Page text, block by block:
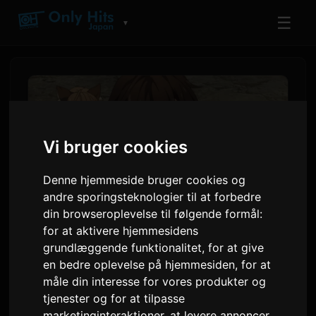
Vi bruger cookies
Denne hjemmeside bruger cookies og
andre sporingsteknologier til at forbedre
din browseroplevelse til følgende formål:
for at aktivere hjemmesidens
grundlæggende funktionalitet,for at give
en bedre oplevelse på hjemmesiden,for at
måle din interesse for vores produkter og
tjenester og for at tilpasse
▼ ☰
‘Koko Ore’ Anime Episode 2
Forhåndsvisning og Global
Streamingdetaljer